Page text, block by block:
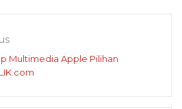
Multimedia Apple Pilihan